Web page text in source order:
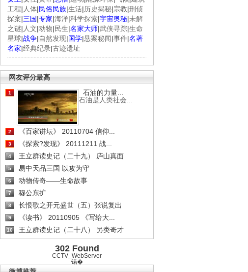
工程| 人体|民俗民族|生活|历史揭秘|宗教|刑侦
探案|三国|专家|海洋|科学探索|宇宙奥秘|未解
之谜| 人文|动物|民生|名家大师|武侠寻踪|生命
星球|战争|自然发现|国学|悬案秘闻|事件|名著
名家|经典纪录|古迹遗址
网友评分最高
1
石油的力量...
石油是人类社会...
2 《百家讲坛》 20110704 信仰...
3 《探索?发现》 20111211 战...
4 王立群读史记（二十九） 庐山真面
5 易中天品三国 以攻为守
6 动物传奇——生命故事
7 穆公东扩
8 长恨歌之开元盛世（五）张说复出
9 《读书》 20110905 《写给大...
10 王立群读史记（二十八） 另类奇才
302 Found
CCTV_WebServer
锘�